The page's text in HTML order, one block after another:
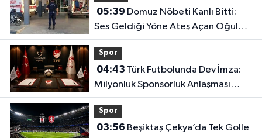
05:39
Ses Geldiği Yöne Ateş Açan Oğul
Babasını Öldürdü!
Spor
04:43
Milyonluk Sponsorluk Anlaşması
Uzatıldı!
Spor
03:56